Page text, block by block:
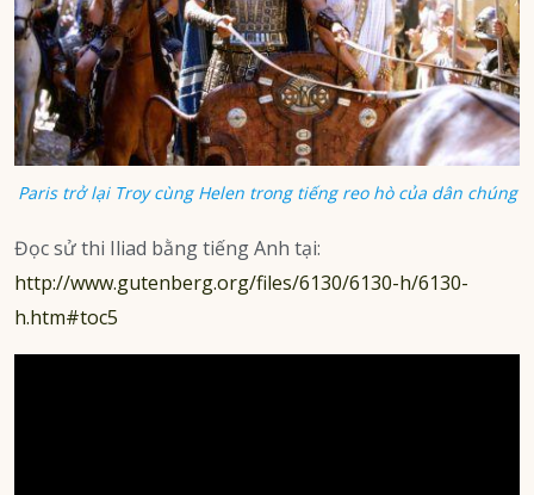
Paris trở lại Troy cùng Helen trong tiếng reo hò của dân chúng
Đọc sử thi Iliad bằng tiếng Anh tại:
http://www.gutenberg.org/files/6130/6130-h/6130-
h.htm#toc5